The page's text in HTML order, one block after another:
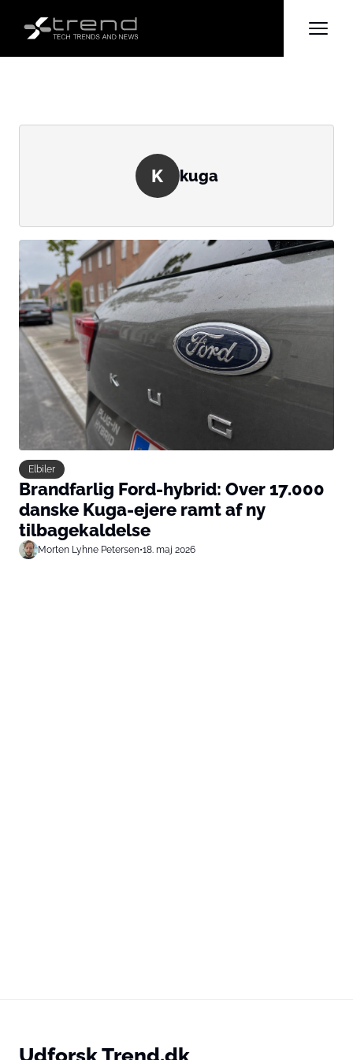
K kuga
Elbiler
Brandfarlig Ford-hybrid: Over 17.000
danske Kuga-ejere ramt af ny
tilbagekaldelse
Morten Lyhne Petersen•18. maj 2026
Udforsk Trend.dk